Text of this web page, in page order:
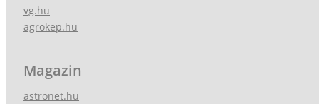
vg.hu
agrokep.hu
Magazin
astronet.hu